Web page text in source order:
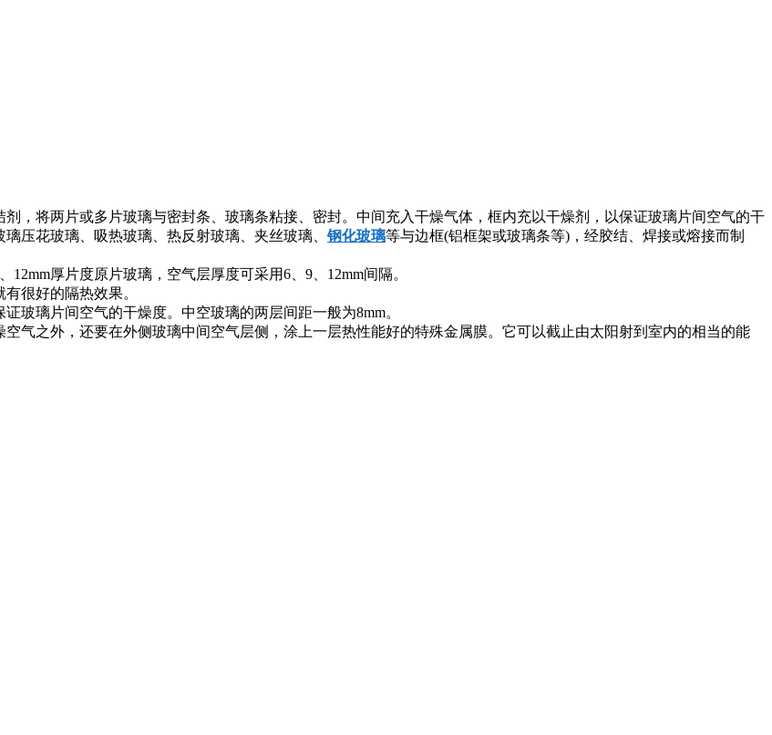
，将两片或多片玻璃与密封条、玻璃条粘接、密封。中间充入干燥气体，框内充以干燥剂，以保证玻璃片间空气的干
压花玻璃、吸热玻璃、热反射玻璃、夹丝玻璃、钢化玻璃等与边框(铝框架或玻璃条等)，经胶结、焊接或熔接而制
厚片度原片玻璃，空气层厚度可采用6、9、12mm间隔。
很好的隔热效果。
玻璃片间空气的干燥度。中空玻璃的两层间距一般为8mm。
气之外，还要在外侧玻璃中间空气层侧，涂上一层热性能好的特殊金属膜。它可以截止由太阳射到室内的相当的能